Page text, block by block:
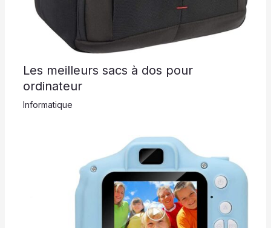
Les meilleurs sacs à dos pour
ordinateur
Informatique